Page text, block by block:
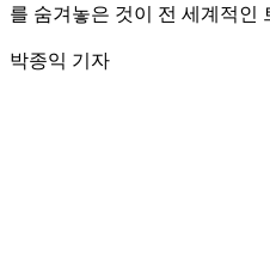
를 숨겨놓은 것이 전 세계적인
박종익 기자